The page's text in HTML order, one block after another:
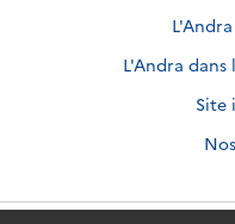
L'Andra dans
Site